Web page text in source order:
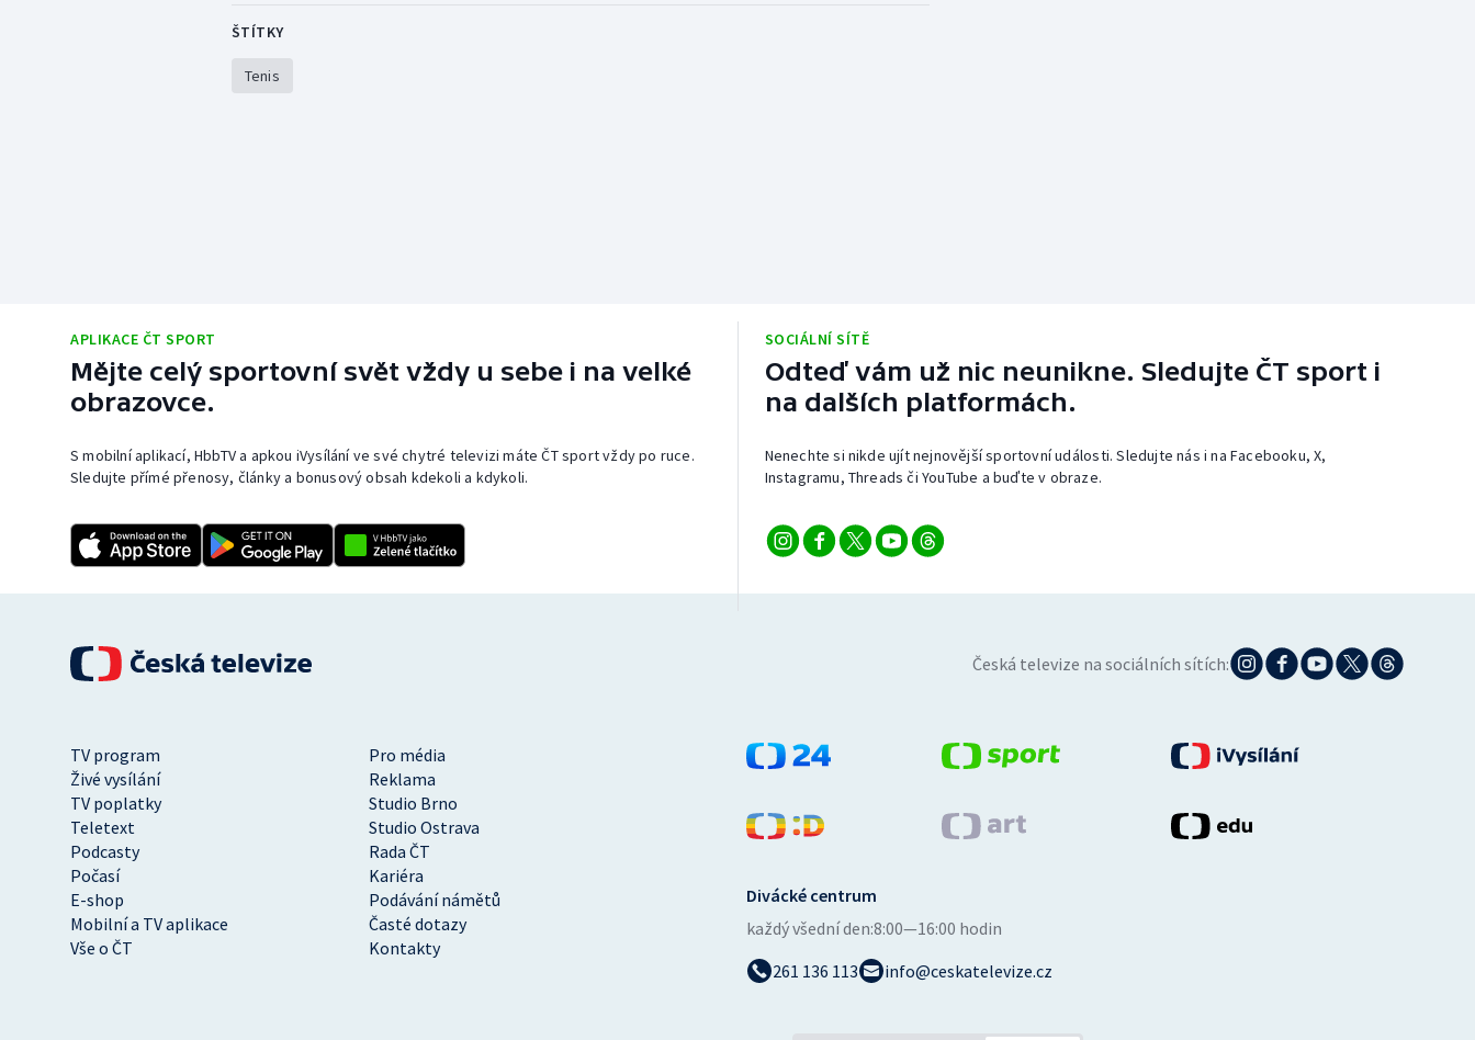
ŠTÍTKY
Tenis
APLIKACE ČT SPORT
Mějte celý sportovní svět vždy u sebe i na velké
obrazovce.
S mobilní aplikací, HbbTV a apkou iVysílání ve své chytré televizi máte ČT sport vždy po ruce.
Sledujte přímé přenosy, články a bonusový obsah kdekoli a kdykoli.
SOCIÁLNÍ SÍTĚ
Odteď vám už nic neunikne. Sledujte ČT sport i
na dalších platformách.
Nenechte si nikde ujít nejnovější sportovní události. Sledujte nás i na Facebooku, X,
Instagramu, Threads či YouTube a buďte v obraze.
Česká televize na sociálních sítích:
TV program
Pro média
Živé vysílání
Reklama
TV poplatky
Studio Brno
Teletext
Studio Ostrava
Podcasty
Rada ČT
Počasí
Kariéra
E-shop
Podávání námětů
Mobilní a TV aplikace
Časté dotazy
Vše o ČT
Kontakty
Divácké centrum
každý všední den:8:00—16:00 hodin
261 136 113
info@ceskatelevize.cz